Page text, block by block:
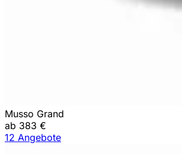
Musso Grand
ab 383 €
12 Angebote